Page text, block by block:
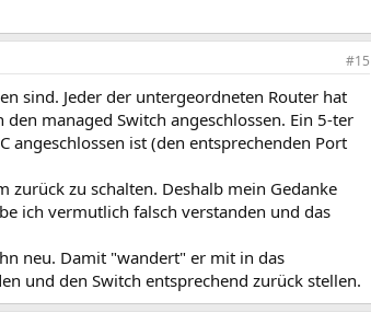
#15
sind. Jeder der untergeordneten Router hat
managed Switch angeschlossen. Ein 5-ter
angeschlossen ist (den entsprechenden Port
zurück zu schalten. Deshalb mein Gedanke
ich vermutlich falsch verstanden und das
neu. Damit "wandert" er mit in das
und den Switch entsprechend zurück stellen.